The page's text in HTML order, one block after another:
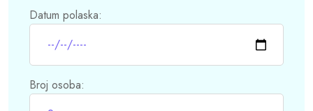
Datum polaska:
Broj osoba: